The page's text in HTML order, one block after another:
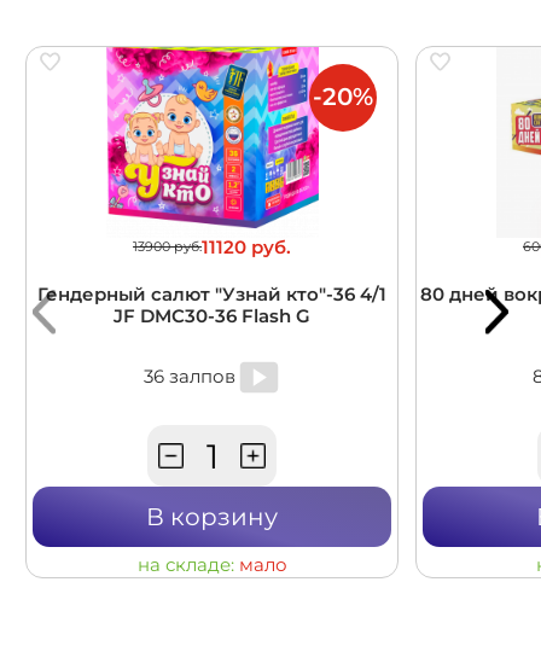
13900 руб.11120 руб.
Гендерный салют "Узнай кто"-36 4/1
JF DMC30-36 Flash G
36 залпов
В корзину
на складе: мало
-20%
80 дней